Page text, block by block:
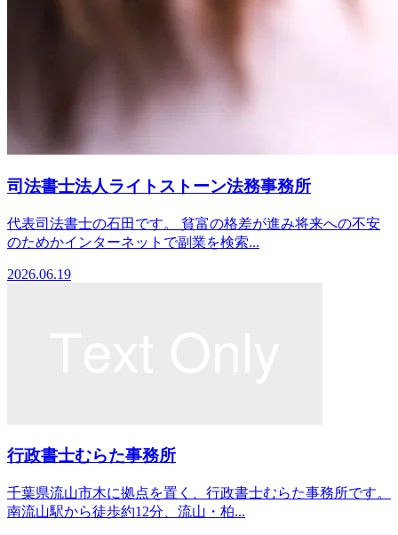
司法書士法人ライトストーン法務事務所
代表司法書士の石田です。 貧富の格差が進み将来への不安
のためかインターネットで副業を検索...
2026.06.19
行政書士むらた事務所
千葉県流山市木に拠点を置く、行政書士むらた事務所です。
南流山駅から徒歩約12分、流山・柏...